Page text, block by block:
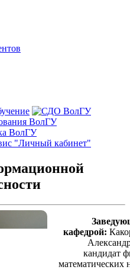
ВолГУ
ВолГУ
"Личный кабинет"
кафедрой:
кандидат
математических